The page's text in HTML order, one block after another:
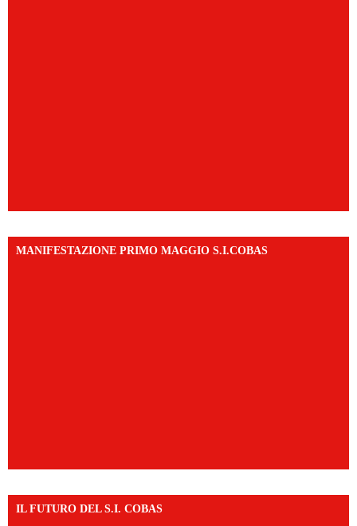
MANIFESTAZIONE PRIMO MAGGIO S.I.COBAS
IL FUTURO DEL S.I. COBAS